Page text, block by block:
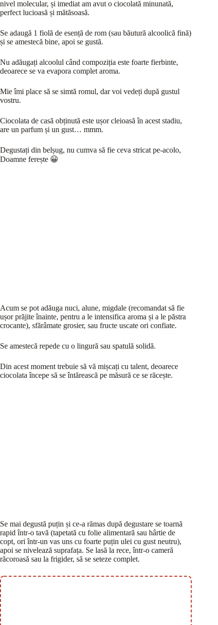
nivel molecular, și imediat am avut o ciocolată minunată,
perfect lucioasă și mătăsoasă.
Se adaugă 1 fiolă de esență de rom (sau băutură alcoolică fină)
și se amestecă bine, apoi se gustă.
Nu adăugați alcoolul când compoziția este foarte fierbinte,
deoarece se va evapora complet aroma.
Mie îmi place să se simtă romul, dar voi vedeți după gustul
vostru.
Ciocolata de casă obținută este ușor cleioasă în acest stadiu,
are un parfum și un gust… mmm.
Degustați din belșug, nu cumva să fie ceva stricat pe-acolo,
Doamne ferește 😀
Acum se pot adăuga nuci, alune, migdale (recomandat să fie
ușor prăjite înainte, pentru a le intensifica aroma și a le păstra
crocante), sfărâmate grosier, sau fructe uscate ori confiate.
Se amestecă repede cu o lingură sau spatulă solidă.
Din acest moment trebuie să vă mișcați cu talent, deoarece
ciocolata începe să se întărească pe măsură ce se răcește.
Se mai degustă puțin și ce-a rămas după degustare se toarnă
rapid într-o tavă (tapetată cu folie alimentară sau hârtie de
copt, ori într-un vas uns cu foarte puțin ulei cu gust neutru),
apoi se nivelează suprafața. Se lasă la rece, într-o cameră
răcoroasă sau la frigider, să se seteze complet.